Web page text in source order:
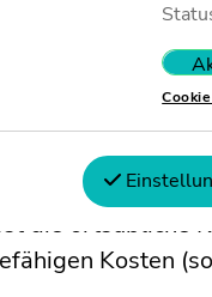
die ortsübliche
Kosten